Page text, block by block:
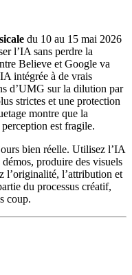
du 10 au 15 mai 2026
l’IA sans perdre la
Believe et Google va
intégrée à de vrais
d’UMG sur la dilution par
strictes et une protection
montre que la
perception est fragile.
bien réelle. Utilisez l’IA
produire des visuels
l’originalité, l’attribution et
du processus créatif,
coup.